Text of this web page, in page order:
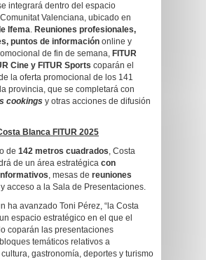
integrará dentro del espacio
Valenciana, ubicado en
Ifema. Reuniones profesionales,
puntos de información online y
de fin de semana, FITUR
Cine y FITUR Sports coparán el
la oferta promocional de los 141
provincia, que se completará con
cookings y otras acciones de difusión
Blanca FITUR 2025
de 142 metros cuadrados, Costa
de un área estratégica con
, mesas de reuniones
y acceso a la Sala de Presentaciones.
ha avanzado Toni Pérez, “la Costa
espacio estratégico en el que el
coparán las presentaciones
temáticos relativos a
gastronomía, deportes y turismo